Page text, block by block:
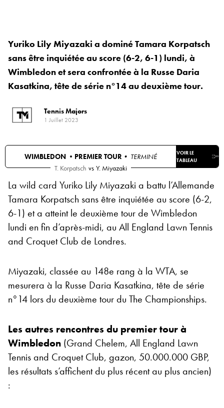
Yuriko Lily Miyazaki a dominé Tamara Korpatsch
sans être inquiétée au score (6-2, 6-1) lundi, à
Wimbledon et sera confrontée à la Russe Daria
Kasatkina, tête de série n°14 au deuxième tour.
Tennis Majors
1 Juillet 2023
WIMBLEDON • PREMIER TOUR • TERMINÉ
VOIR LE
TABLEAU
T. Korpatsch vs Y. Miyazaki
La wild card Yuriko Lily Miyazaki a battu l’Allemande
Tamara Korpatsch sans être inquiétée au score (6-2,
6-1) et a atteint le deuxième tour de Wimbledon
lundi en fin d’après-midi, au All England Lawn Tennis
and Croquet Club de Londres.
Miyazaki, classée au 148e rang à la WTA, se
mesurera à la Russe Daria Kasatkina, tête de série
n°14 lors du deuxième tour du The Championships.
Les autres rencontres du premier tour à
Wimbledon (Grand Chelem, All England Lawn
Tennis and Croquet Club, gazon, 50.000.000 GBP,
les résultats s’affichent du plus récent au plus ancien)
: